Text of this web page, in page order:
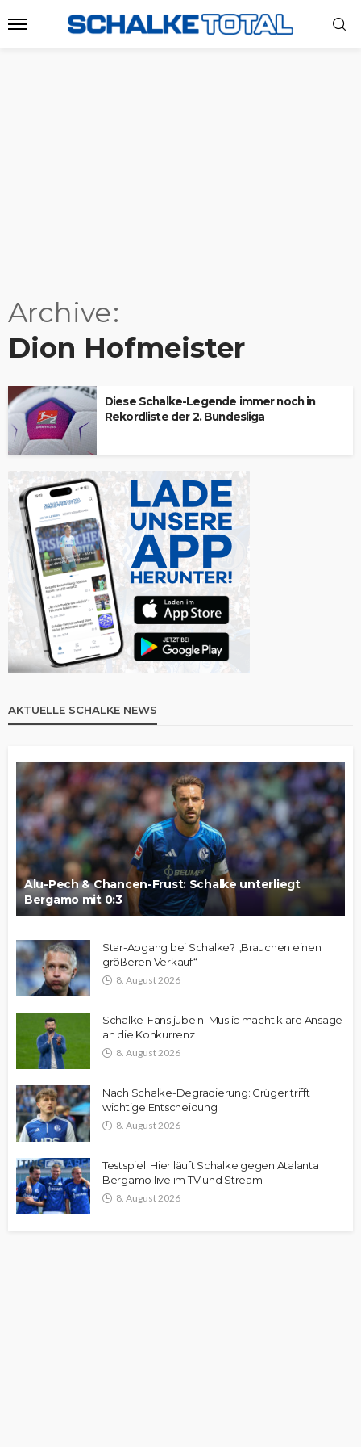
Archive
Dion Hofmeister
Diese Schalke-Legende immer noch in
Rekordliste der 2. Bundesliga
AKTUELLE SCHALKE NEWS
Alu-Pech & Chancen-Frust: Schalke unterliegt
Bergamo mit 0:3
Star-Abgang bei Schalke? „Brauchen einen
größeren Verkauf“
8. August 2026
Schalke-Fans jubeln: Muslic macht klare Ansage
an die Konkurrenz
8. August 2026
Nach Schalke-Degradierung: Grüger trifft
wichtige Entscheidung
8. August 2026
Testspiel: Hier läuft Schalke gegen Atalanta
Bergamo live im TV und Stream
8. August 2026